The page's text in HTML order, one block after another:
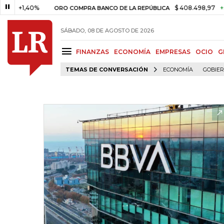
ORO COMPRA BANCO DE LA REPÚBLICA $ 408.498,97 +$
SÁBADO, 08 DE AGOSTO DE 2026
FINANZAS ECONOMÍA EMPRESAS OCIO
TEMAS DE CONVERSACIÓN ECONOMÍA